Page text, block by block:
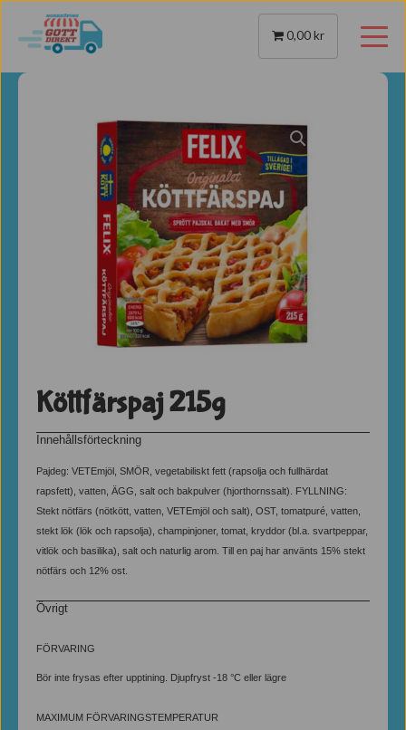
0,00 kr
Köttfärspaj 215g
Innehållsförteckning
Pajdeg: VETEmjöl, SMÖR, vegetabiliskt fett (rapsolja och fullhärdat
rapsfett), vatten, ÄGG, salt och bakpulver (hjorthornssalt). FYLLNING:
Stekt nötfärs (nötkött, vatten, VETEmjöl och salt), OST, tomatpuré, vatten,
stekt lök (lök och rapsolja), champinjoner, tomat, kryddor (bl.a. svartpeppar,
vitlök och basilika), salt och naturlig arom. Till en paj har använts 15% stekt
nötfärs och 12% ost.
Övrigt
FÖRVARING
Bör inte frysas efter upptining. Djupfryst -18 °C eller lägre
MAXIMUM FÖRVARINGSTEMPERATUR